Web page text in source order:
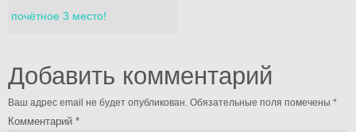
почётное 3 место!
Добавить комментарий
Ваш адрес email не будет опубликован. Обязательные поля помечены *
Комментарий *